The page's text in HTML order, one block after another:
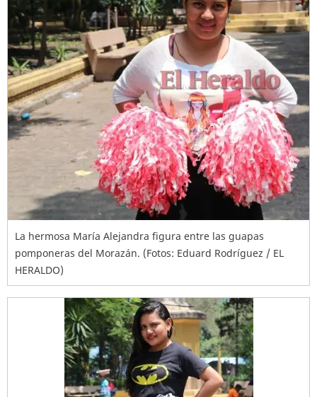
La hermosa María Alejandra figura entre las guapas
pomponeras del Morazán. (Fotos: Eduard Rodríguez / EL
HERALDO)